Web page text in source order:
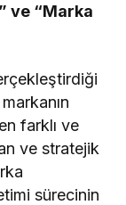
ve “Marka
farklı ve
ve stratejik
sürecinin